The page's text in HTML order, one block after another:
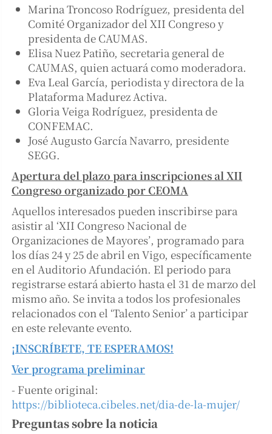
Marina Troncoso Rodríguez, presidenta del
Comité Organizador del XII Congreso y
presidenta de CAUMAS.
Elisa Nuez Patiño, secretaria general de
CAUMAS, quien actuará como moderadora.
Eva Leal García, periodista y directora de la
Plataforma Madurez Activa.
Gloria Veiga Rodríguez, presidenta de
CONFEMAC.
José Augusto García Navarro, presidente
SEGG.
Apertura del plazo para inscripciones al XII
Congreso organizado por CEOMA
Aquellos interesados pueden inscribirse para
asistir al ‘XII Congreso Nacional de
Organizaciones de Mayores’, programado para
los días 24 y 25 de abril en Vigo, específicamente
en el Auditorio Afundación. El periodo para
registrarse estará abierto hasta el 31 de marzo del
mismo año. Se invita a todos los profesionales
relacionados con el ‘Talento Senior’ a participar
en este relevante evento.
¡INSCRÍBETE, TE ESPERAMOS!
Ver programa preliminar
- Fuente original:
https://biblioteca.cibeles.net/dia-de-la-mujer/
Preguntas sobre la noticia